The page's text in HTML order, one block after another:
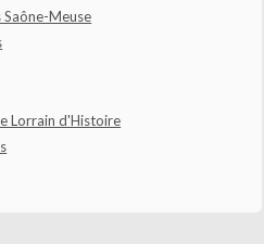
Meuse
Lorrain d'Histoire